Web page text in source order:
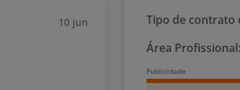
10 jun
Tipo de contrato
Área Profissional: